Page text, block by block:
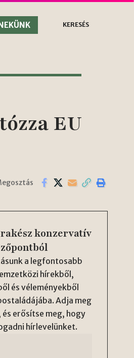
KERESÉS
EU
konzervatív
a legfontosabb
hírekből,
és véleményekből
Adja meg
erősítse meg, hogy
hírlevelünket.